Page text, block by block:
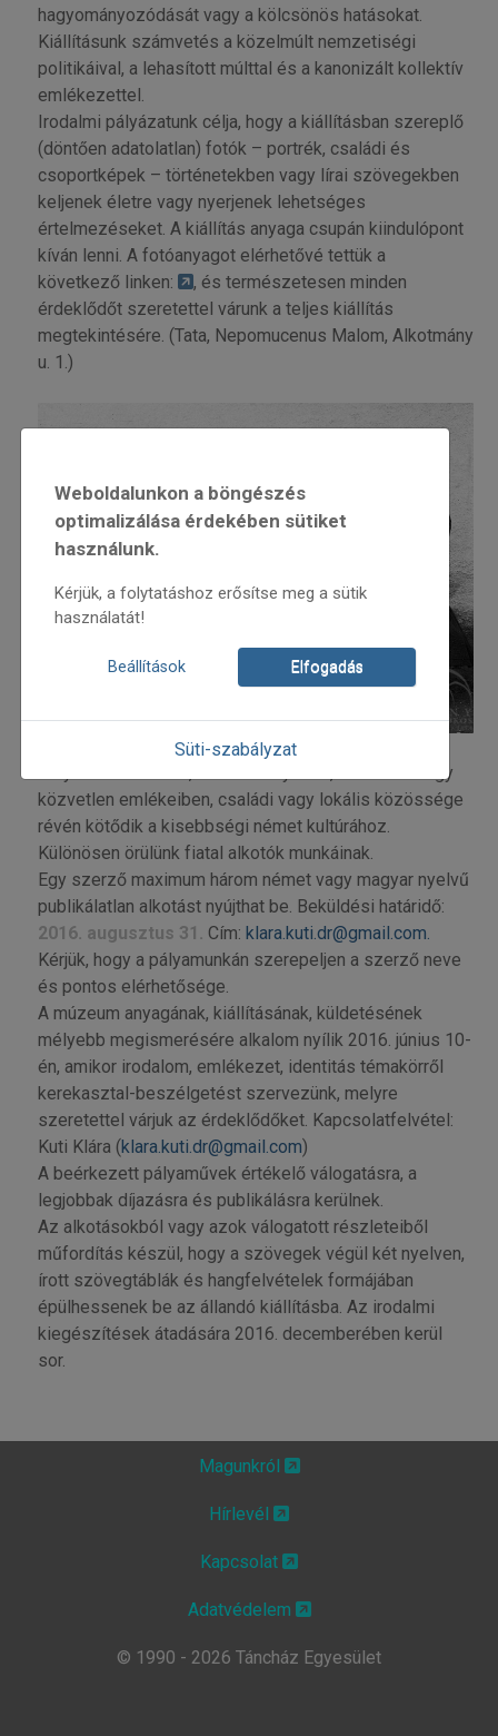
hagyományozódását vagy a kölcsönös hatásokat.
Kiállításunk számvetés a közelmúlt nemzetiségi
politikáival, a lehasított múlttal és a kanonizált kollektív
emlékezettel.
Irodalmi pályázatunk célja, hogy a kiállításban szereplő
(döntően adatolatlan) fotók – portrék, családi és
csoportképek – történetekben vagy lírai szövegekben
keljenek életre vagy nyerjenek lehetséges
értelmezéseket. A kiállítás anyaga csupán kiindulópont
kíván lenni. A fotóanyagot elérhetővé tettük a
következő linken:
, és természetesen minden
érdeklődőt szeretettel várunk a teljes kiállítás
megtekintésére. (Tata, Nepomucenus Malom, Alkotmány
u. 1.)
Pályázhat mindenki, aki személyesen, közvetett vagy
közvetlen emlékeiben, családi vagy lokális közössége
révén kötődik a kisebbségi német kultúrához.
Különösen örülünk fiatal alkotók munkáinak.
Egy szerző maximum három német vagy magyar nyelvű
publikálatlan alkotást nyújthat be. Beküldési határidő:
2016. augusztus 31. Cím: klara.kuti.dr@gmail.com
Kérjük, hogy a pályamunkán szerepeljen a szerző neve
és pontos elérhetősége.
A múzeum anyagának, kiállításának, küldetésének
mélyebb megismerésére alkalom nyílik 2016. június 10-
én, amikor irodalom, emlékezet, identitás témakörről
kerekasztal-beszélgetést szervezünk, melyre
szeretettel várjuk az érdeklődőket. Kapcsolatfelvétel:
Kuti Klára (klara.kuti.dr@gmail.com)
A beérkezett pályaművek értékelő válogatásra, a
legjobbak díjazásra és publikálásra kerülnek.
Az alkotásokból vagy azok válogatott részleteiből
műfordítás készül, hogy a szövegek végül két nyelven,
írott szövegtáblák és hangfelvételek formájában
épülhessenek be az állandó kiállításba. Az irodalmi
kiegészítések átadására 2016. decemberében kerül
sor.
Weboldalunkon a böngészés
optimalizálása érdekében sütiket
használunk.
Kérjük, a folytatáshoz erősítse meg a sütik
használatát!
Beállítások Elfogadás
Süti-szabályzat
Magunkról
Hírlevél
Kapcsolat
Adatvédelem
© 1990 - 2026 Táncház Egyesület